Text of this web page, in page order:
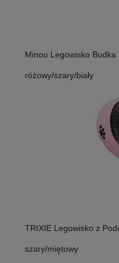
Minou Legowisko Budka
różowy/szary/biały
TRIXIE Legowisko z
szary/miętowy